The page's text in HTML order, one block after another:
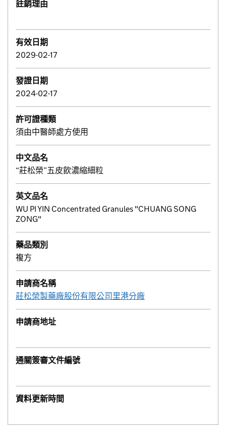
註銷理由
有效日期
2029-02-17
發證日期
2024-02-17
許可證種類
須由中醫師處方使用
中文品名
“莊松榮”五皮飲濃縮細粒
英文品名
WU PI YIN Concentrated Granules "CHUANG SONG
ZONG"
藥品類別
複方
申請商名稱
莊松榮製藥廠股份有限公司里港分廠
申請商地址
通關簽審文件編號
資料更新時間